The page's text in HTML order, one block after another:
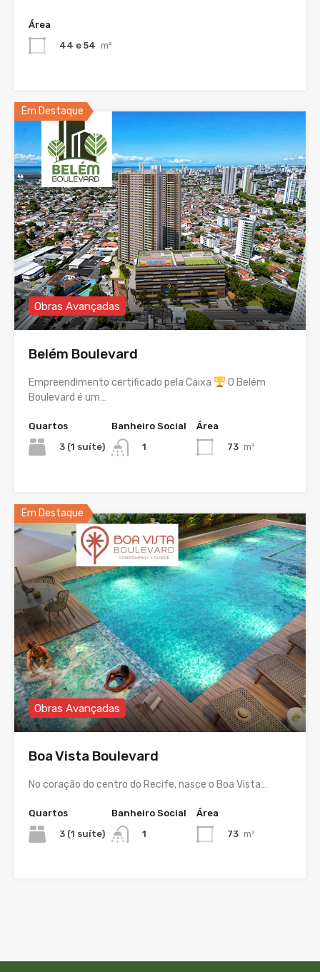
Área
44 e 54 m²
Em Destaque
Obras Avançadas
Belém Boulevard
Empreendimento certificado pela Caixa
O Belém
Boulevard é um…
Quartos
3 (1 suíte)
Banheiro Social
1
Área
73 m²
Em Destaque
Obras Avançadas
Boa Vista Boulevard
No coração do centro do Recife, nasce o Boa Vista…
Quartos
3 (1 suíte)
Banheiro Social
1
Área
73 m²